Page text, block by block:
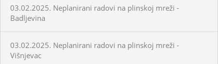
03.02.2025. Neplanirani radovi na plinskoj mreži -
Badljevina
03.02.2025. Neplanirani radovi na plinskoj mreži -
Višnjevac